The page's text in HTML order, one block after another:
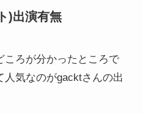
)出演有無
ころが分かったところで
人気なのがgacktさんの出